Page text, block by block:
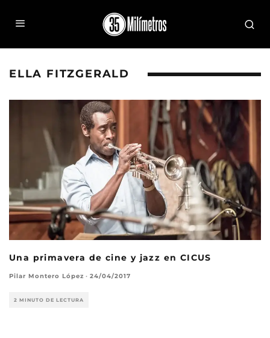
ELLA FITZGERALD
Una primavera de cine y jazz en CICUS
Pilar Montero López · 24/04/2017
2 MINUTO DE LECTURA